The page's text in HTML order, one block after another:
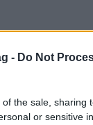
- Do Not
the sale, sharing
or sensitive